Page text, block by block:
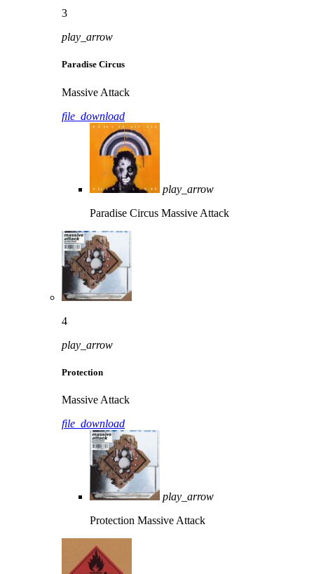
3
play_arrow
Paradise Circus
Massive Attack
file_download
play_arrow
Paradise Circus Massive Attack
4
play_arrow
Protection
Massive Attack
file_download
play_arrow
Protection Massive Attack